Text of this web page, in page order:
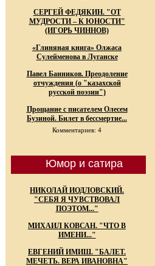
СЕРГЕЙ ФЕДЯКИН. "ОТ
МУДРОСТИ – К ЮНОСТИ"
(ИГОРЬ ЧИННОВ)
«Глиняная книга» Олжаса
Сулейменова в Луганске
Павел Банников. Преодоление
отчуждения (о "казахской
русской поэзии")
Прощание с писателем Олесем
Бузиной. Билет в бессмертие...
Комментариев: 4
Юмор и сатира
НИКОЛАЙ ИОДЛОВСКИЙ.
"СЕБЯ Я ЧУВСТВОВАЛ
ПОЭТОМ..."
МИХАИЛ КОВСАН. "ЧТО В
ИМЕНИ..."
ЕВГЕНИЙ ИМИШ. "БАЛЕТ.
МЕЧЕТЬ. ВЕРА ИВАНОВНА"